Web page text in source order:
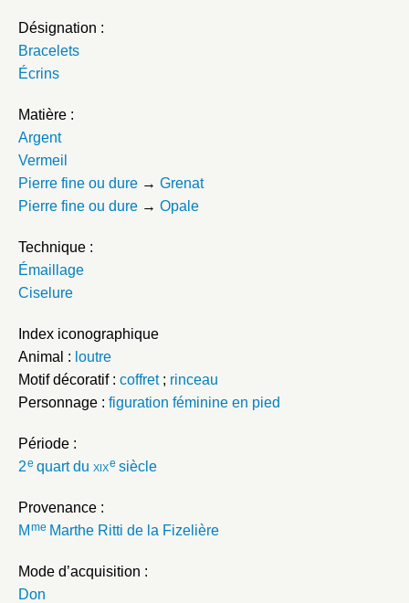
Désignation :
Bracelets
Écrins
Matière :
Argent
Vermeil
Pierre fine ou dure → Grenat
Pierre fine ou dure → Opale
Technique :
Émaillage
Ciselure
Index iconographique
Animal : loutre
Motif décoratif : coffret; rinceau
Personnage : figuration féminine en pied
Période :
2e quart du xixe siècle
Provenance :
M me Marthe Ritti de la Fizelière
Mode d’acquisition :
Don